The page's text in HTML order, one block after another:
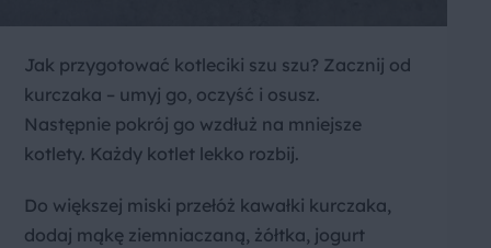
Jak przygotować kotleciki szu szu? Zacznij od
kurczaka – umyj go, oczyść i osusz.
Następnie pokrój go wzdłuż na mniejsze
kotlety. Każdy kotlet lekko rozbij.
Do większej miski przełóż kawałki kurczaka,
dodaj mąkę ziemniaczaną, żółtka, jogurt